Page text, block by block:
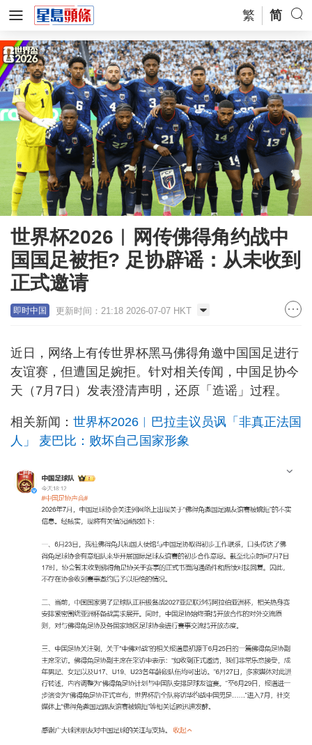
繁 简
世界杯2026︱网传佛得角约战中
国国足被拒? 足协辟谣：从未收到
正式邀请
即时中国 更新时间：21:18 2026-07-07 HKT
近日，网络上有传世界杯黑马佛得角邀中国国足进行
友谊赛，但遭国足婉拒。针对相关传闻，中国足协今
天（7月7日）发表澄清声明，还原「造谣」过程。
相关新闻： 世界杯2026︱巴拉圭议员讽「非真正法国
人」 麦巴比：败坏自己国家形象